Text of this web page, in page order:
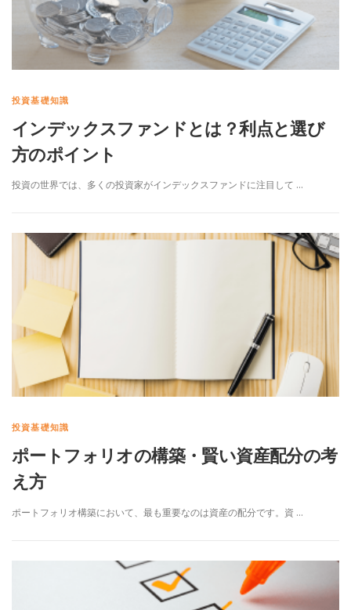
投資基礎知識
インデックスファンドとは？利点と選び
方のポイント
投資の世界では、多くの投資家がインデックスファンドに注目して …
投資基礎知識
ポートフォリオの構築・賢い資産配分の考
え方
ポートフォリオ構築において、最も重要なのは資産の配分です。資 …